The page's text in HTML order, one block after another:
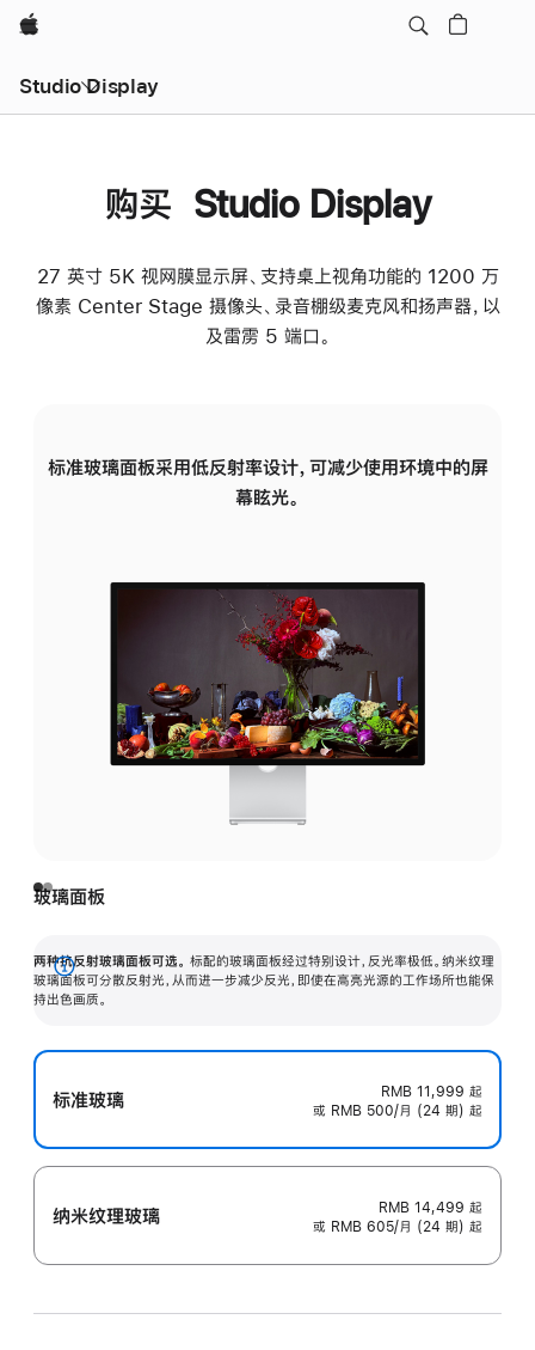
Apple
Studio Display
购买 Studio Display
27 英寸 5K 视网膜显示屏、支持桌上视角功能的 1200 万
像素 Center Stage 摄像头、录音棚级麦克风和扬声器，以
及雷雳 5 端口。
标准玻璃面板采用低反射率设计，可减少使用环境中的屏
幕眩光。
玻璃面板
两种抗反射玻璃面板可选。 标配的玻璃面板经过特别设计，反光率极低。纳米纹理
玻璃面板可分散反射光，从而进一步减少反光，即使在高亮光源的工作场所也能保
持出色画质。
展
开
标准玻璃 RMB 11,999 起
或 RMB 500/月 (24 期) 起
纳米纹理玻璃 RMB 14,499 起
或 RMB 605/月 (24 期) 起